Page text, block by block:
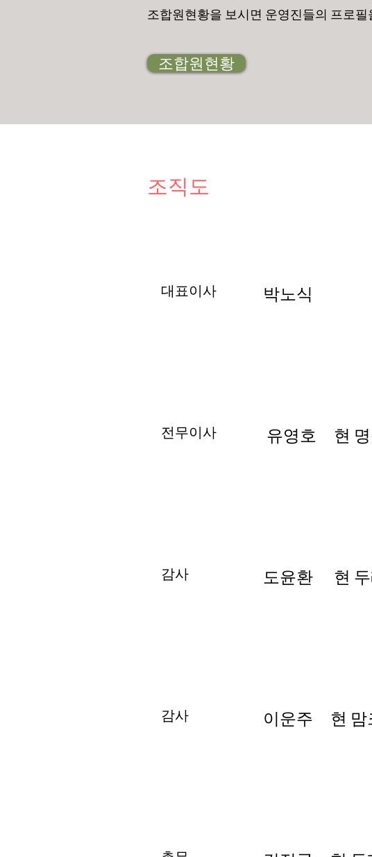
조합원현황을 보시면 운영진들의 프로필
조합원현황
조직도
대표이사 박노식
전무이사 유영호 현 명
감사 도윤환 현 두
감사 이운주 현 맘